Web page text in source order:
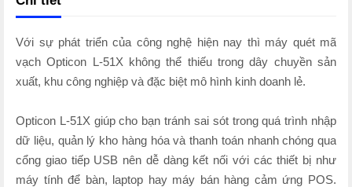
Với sự phát triển của công nghệ hiện nay thì máy quét mã
vạch Opticon L-51X không thể thiếu trong dây chuyền sản
xuất, khu công nghiệp và đặc biệt mô hình kinh doanh lẻ.
Opticon L-51X giúp cho bạn tránh sai sót trong quá trình nhập
dữ liệu, quản lý kho hàng hóa và thanh toán nhanh chóng qua
cổng giao tiếp USB nên dễ dàng kết nối với các thiết bị như
máy tính để bàn, laptop hay máy bán hàng cảm ứng POS.